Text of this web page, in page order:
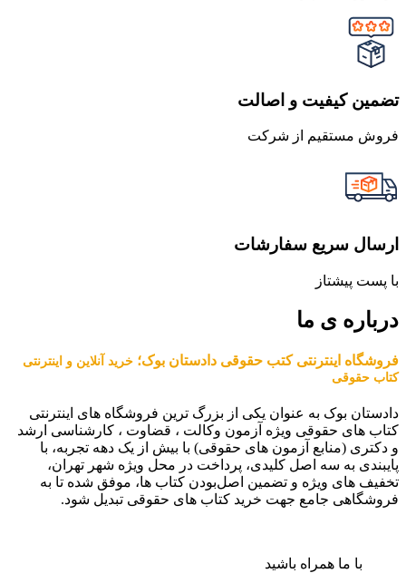
تضمین کیفیت و اصالت
فروش مستقیم از شرکت
ارسال سریع سفارشات
با پست پیشتاز
درباره ی ما
فروشگاه اینترنتی کتب حقوقی دادستان بوک؛ خرید آنلاین و اینترنتی
کتاب حقوقی
دادستان بوک به عنوان یکی از بزرگ ترین فروشگاه های اینترنتی
کتاب های حقوقی ویژه آزمون وکالت ، قضاوت ، کارشناسی ارشد
و دکتری (منابع آزمون های حقوقی) با بیش از یک دهه تجربه، با
پایبندی به سه اصل کلیدی، پرداخت در محل ویژه شهر تهران،
تخفیف های ویژه و تضمین اصل‌بودن کتاب ها، موفق شده تا به
فروشگاهی جامع جهت خرید کتاب های حقوقی تبدیل شود.
با ما همراه باشید